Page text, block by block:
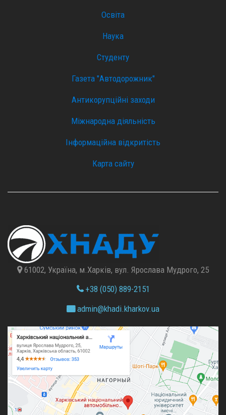
Освіта
Наука
Студенту
Газета "Автодорожник"
Антикорупційні заходи
Міжнародна діяльність
Інформаційна відкритість
Карта сайту
61002, Україна, м.Харків, вул. Ярослава Мудрого, 25
+38 (050) 889-2151
admin@khadi.kharkov.ua